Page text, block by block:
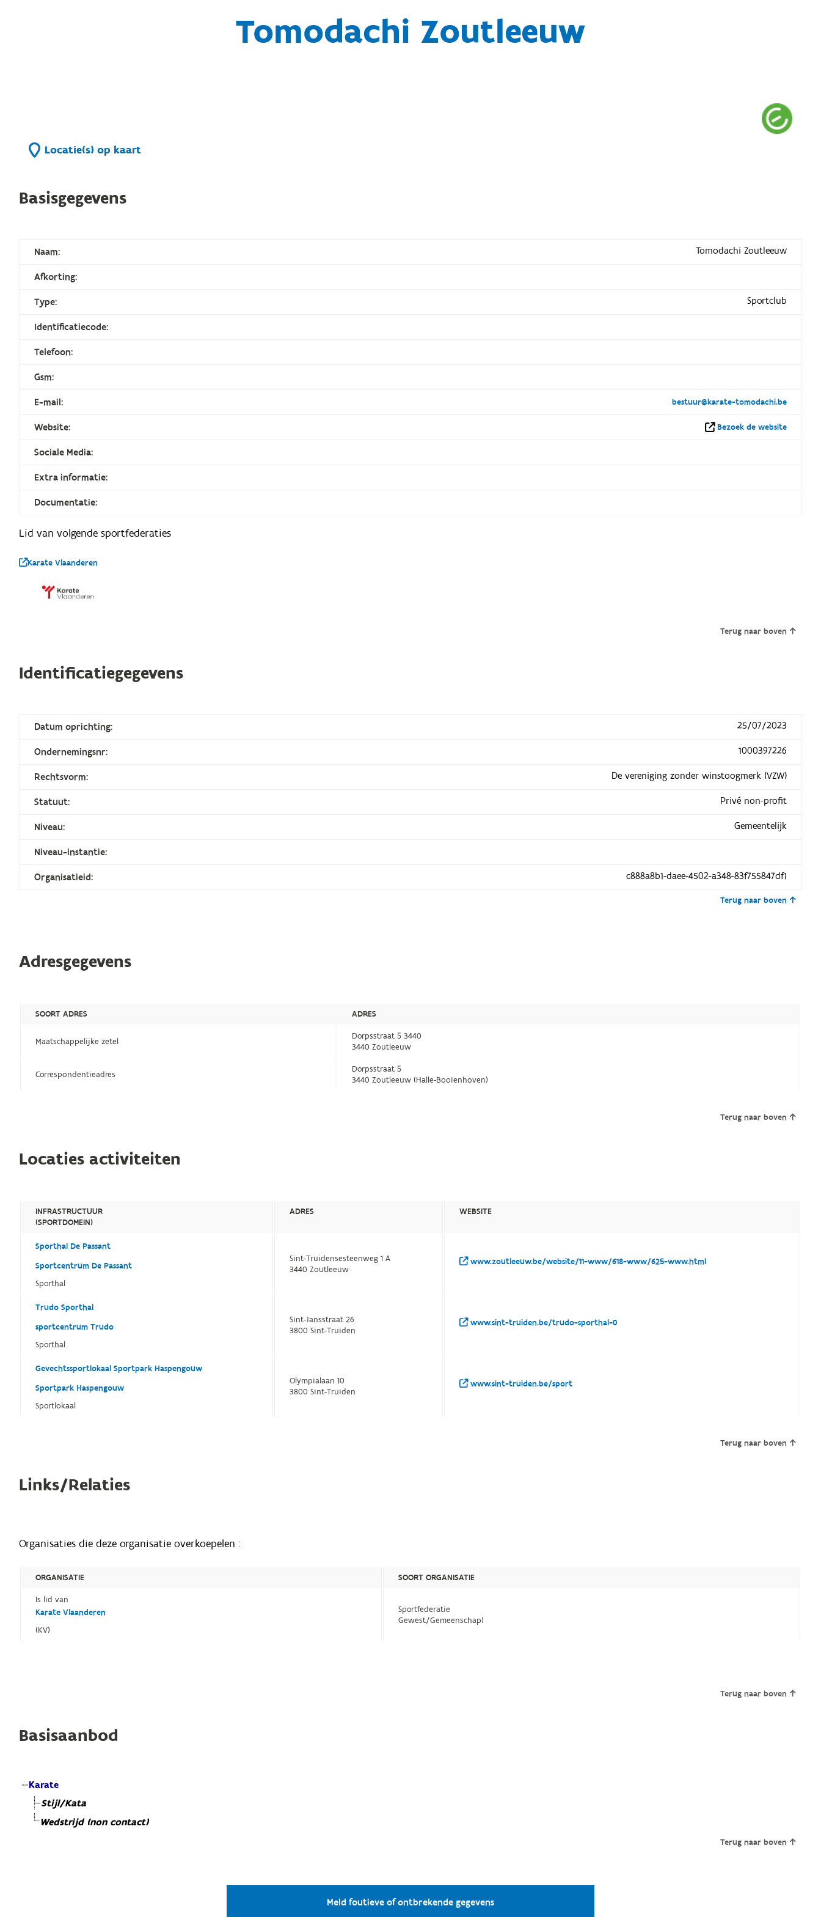
Tomodachi Zoutleeuw
Locatie(s) op kaart
Basisgegevens
Naam: Tomodachi Zoutleeuw
Afkorting:
Type: Sportclub
Identificatiecode:
Telefoon:
Gsm:
E-mail: bestuur@karate-tomodachi.be
Website: Bezoek de website
Sociale Media:
Extra informatie:
Documentatie:
Lid van volgende sportfederaties
Karate Vlaanderen
Terug naar boven
Identificatiegegevens
Datum oprichting: 25/07/2023
Ondernemingsnr: 1000397226
Rechtsvorm: De vereniging zonder winstoogmerk (VZW)
Statuut: Privé non-profit
Niveau: Gemeentelijk
Niveau-instantie:
Organisatieid: c888a8b1-daee-4502-a348-83f755847df1
Terug naar boven
Adresgegevens
SOORT ADRES ADRES
Maatschappelijke zetel
Dorpsstraat 5 3440
3440 Zoutleeuw
Correspondentieadres
Dorpsstraat 5
3440 Zoutleeuw (Halle-Booienhoven)
Terug naar boven
Locaties activiteiten
INFRASTRUCTUUR
(SPORTDOMEIN)
ADRES WEBSITE
Sporthal De Passant
Sportcentrum De Passant
Sporthal
Sint-Truidensesteenweg 1 A
3440 Zoutleeuw
www.zoutleeuw.be/website/11-www/618-www/625-www.html
Trudo Sporthal
sportcentrum Trudo
Sporthal
Sint-Jansstraat 26
3800 Sint-Truiden
www.sint-truiden.be/trudo-sporthal-0
Gevechtssportlokaal Sportpark Haspengouw
Sportpark Haspengouw
Sportlokaal
Olympialaan 10
3800 Sint-Truiden
www.sint-truiden.be/sport
Terug naar boven
Links/Relaties
Organisaties die deze organisatie overkoepelen :
ORGANISATIE
SOORT ORGANISATIE
Is lid van
Karate Vlaanderen
(KV)
Sportfederatie
Gewest/Gemeenschap)
Terug naar boven
Basisaanbod
Karate
Stijl/Kata
Wedstrijd (non contact)
Terug naar boven
Meld foutieve of ontbrekende gegevens